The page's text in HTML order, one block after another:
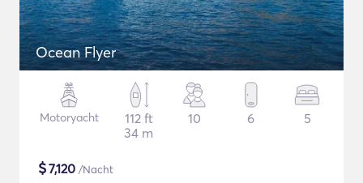
Ocean Flyer
Motoryacht
112 ft
34 m
10 6 5
$7,120 /Nacht